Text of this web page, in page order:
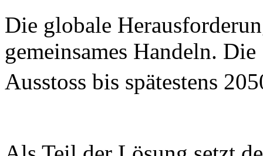
Die globale
gemeinsames Handeln.
Ausstoss bis spätestens